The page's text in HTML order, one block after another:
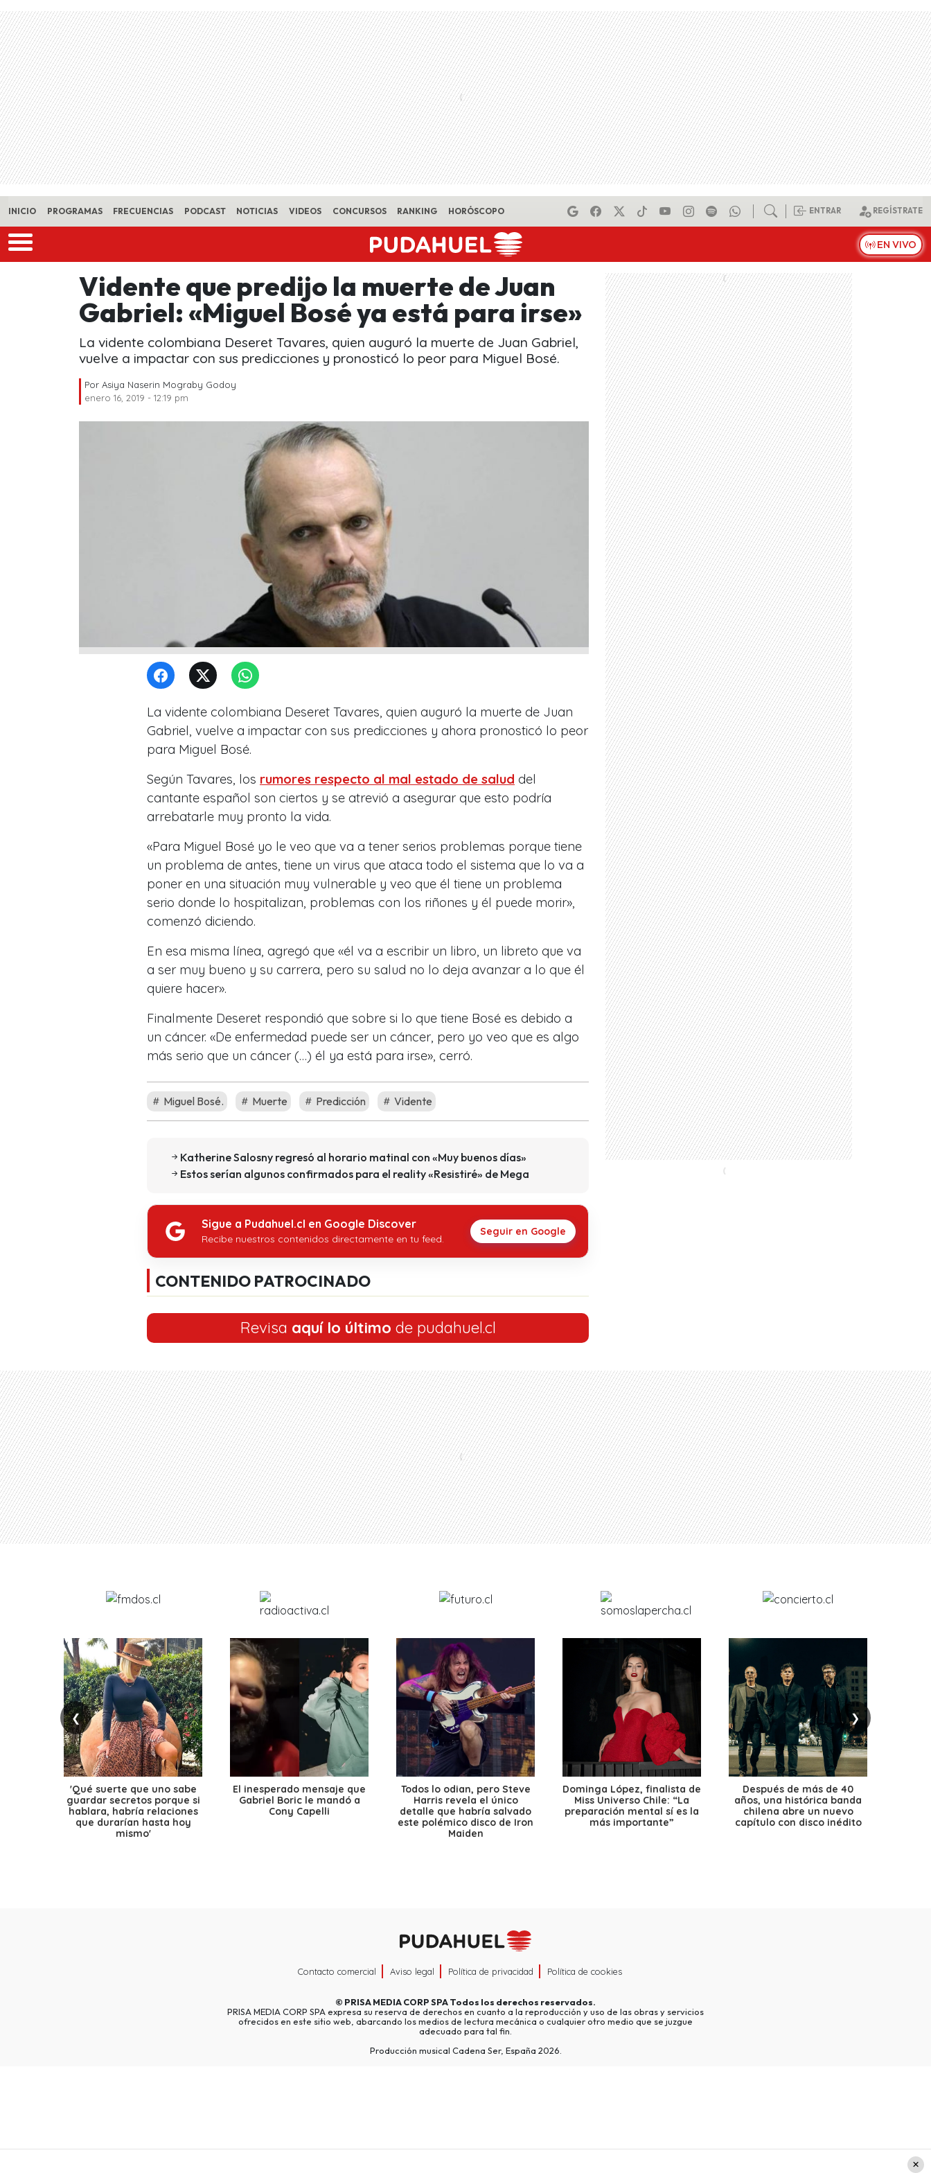
Skip to main content
INICIO PROGRAMAS FRECUENCIAS PODCAST NOTICIAS VIDEOS CONCURSOS RANKING HORÓSCOPO ENTRAR REGÍSTRATE
EN VIVO
Vidente que predijo la muerte de Juan
Gabriel: «Miguel Bosé ya está para irse»
La vidente colombiana Deseret Tavares, quien auguró la muerte de Juan Gabriel,
vuelve a impactar con sus predicciones y pronosticó lo peor para Miguel Bosé.
Por Asiya Naserin Mograby Godoy
enero 16, 2019 - 12:19 pm
La vidente colombiana Deseret Tavares, quien auguró la muerte de Juan
Gabriel, vuelve a impactar con sus predicciones y ahora pronosticó lo peor
para Miguel Bosé.
Según Tavares, los rumores respecto al mal estado de salud del
cantante español son ciertos y se atrevió a asegurar que esto podría
arrebatarle muy pronto la vida.
«Para Miguel Bosé yo le veo que va a tener serios problemas porque tiene
un problema de antes, tiene un virus que ataca todo el sistema que lo va a
poner en una situación muy vulnerable y veo que él tiene un problema
serio donde lo hospitalizan, problemas con los riñones y él puede morir»,
comenzó diciendo.
En esa misma línea, agregó que «él va a escribir un libro, un libreto que va
a ser muy bueno y su carrera, pero su salud no lo deja avanzar a lo que él
quiere hacer».
Finalmente Deseret respondió que sobre si lo que tiene Bosé es debido a
un cáncer. «De enfermedad puede ser un cáncer, pero yo veo que es algo
más serio que un cáncer (…) él ya está para irse», cerró.
Miguel Bosé. Muerte Predicción Vidente
Katherine Salosny regresó al horario matinal con «Muy buenos días»
Estos serían algunos confirmados para el reality «Resistiré» de Mega
Sigue a Pudahuel.cl en Google Discover
Recibe nuestros contenidos directamente en tu feed.
Seguir en Google
CONTENIDO PATROCINADO
Revisa aquí lo último de pudahuel.cl
❮ ❯
'Qué suerte que uno sabe
guardar secretos porque si
hablara, habría relaciones
que durarían hasta hoy
mismo'
El inesperado mensaje que
Gabriel Boric le mandó a
Cony Capelli
Todos lo odian, pero Steve
Harris revela el único
detalle que habría salvado
este polémico disco de Iron
Maiden
Dominga López, finalista de
Miss Universo Chile: “La
preparación mental sí es la
más importante”
Después de más de 40
años, una histórica banda
chilena abre un nuevo
capítulo con disco inédito
Contacto comercial Aviso legal Política de privacidad Política de cookies
© PRISA MEDIA CORP SPATodos los derechos reservados.
PRISA MEDIA CORP SPA expresa su reserva de derechos en cuanto a la reproducción y uso de las obras y servicios
ofrecidos en este sitio web, abarcando los medios de lectura mecánica o cualquier otro medio que se juzgue
adecuado para tal fin.
Producción musical Cadena Ser, España 2026.